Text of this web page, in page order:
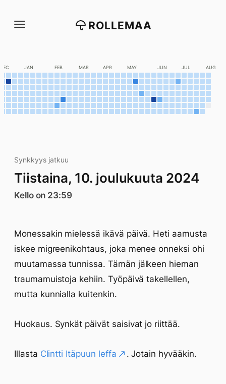
suoraan
ROLLEMAA
DEC JAN FEB MAR APR MAY JUN JUL AUG
Synkkyys jatkuu
Tiistaina, 10. joulukuuta 2024
Kello on 23:59
Monessakin mielessä ikävä päivä. Heti aamusta
iskee migreenikohtaus, joka menee onneksi ohi
muutamassa tunnissa. Tämän jälkeen hieman
traumamuistoja kehiin. Työpäivä takellellen,
mutta kunnialla kuitenkin.
Huokaus. Synkät päivät saisivat jo riittää.
Illasta Clintti Itäpuun leffa . Jotain hyvääkin.